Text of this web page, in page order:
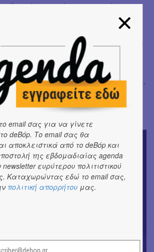
να είχαν ερμηνεύσει
πυρήνα, την απόδοση όλης της
Ξάφης, Έκτορας Λιάτσος, Ηλέκτρα
Μηνά, Νάνσυ Μπούκλη, Αλεξάνδρα
Σαλής Μιχάλης Θεοφάνους)
εποχής, που ήταν τόσο ταιριαστά
μεγάλη καρδιά-αποκάλυψη του τέλους,
το μήνυμα της παράστασης για
και πιο δυναμική παρουσία θα
του
email σας για να γίνετε
deBόp. Το email σας θα
αποκλειστικά από το deBόp και
της εβδομαδιαίας agenda
newsletter ευρύτερου πολιτιστικού
Καταχωρώντας εδώ το email σας,
πολιτική απορρήτου μας.